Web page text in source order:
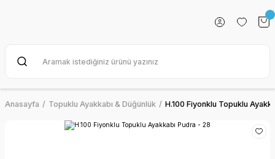
Anasayfa Topuklu Ayakkabı & Düğünlük H.100 Fiyonklu Topuklu